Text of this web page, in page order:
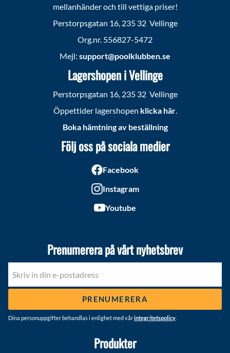
mellanhänder och till vettiga priser!
Perstorpsgatan 16, 235 32 Vellinge
Org.nr. 556827-5472
Mejl: support@poolklubben.se
Lagershopen i Vellinge
Perstorpsgatan 16, 235 32 Vellinge
Öppettider lagershopen klicka här.
Boka hämtning av beställning
Följ oss på sociala medier
Facebook
Instagram
Youtube
Prenumerera på vårt nyhetsbrev
PRENUMERERA
Dina personuppgifter behandlas i enlighet med vårintegritetspolicy
Produkter